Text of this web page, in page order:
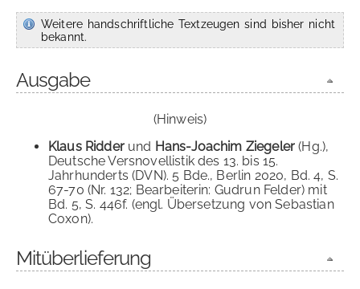
Weitere handschriftliche Textzeugen sind bisher nicht
bekannt.
Ausgabe
(Hinweis)
Klaus Ridderund Hans-Joachim Ziegeler(Hg.),
Deutsche Versnovellistik des 13. bis 15.
Jahrhunderts (DVN). 5 Bde., Berlin 2020, Bd. 4, S.
67-70 (Nr. 132; Bearbeiterin: Gudrun Felder) mit
Bd. 5, S. 446f. (engl. Übersetzung von Sebastian
Coxon).
Mitüberlieferung